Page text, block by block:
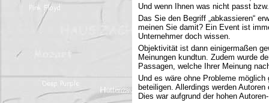
Und wenn Ihnen was nicht passt
Das Sie den Begriff „abkassieren“
meinen Sie damit? Ein Event ist
Unternehmer doch wissen.
Objektivität ist dann einigermaßen
Meinungen kundtun. Zudem wurde
Passagen, welche Ihrer Meinung
Und es wäre ohne Probleme
beteiligen. Allerdings werden
Dies war aufgrund der hohen